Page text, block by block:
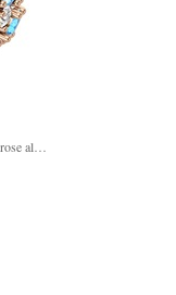
Akuamarin ve beyaz zirkon 18 ayar rose altın yüzük